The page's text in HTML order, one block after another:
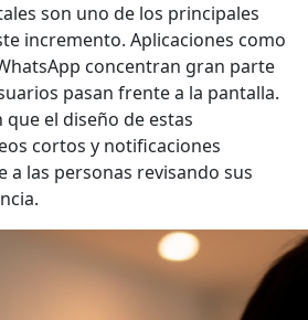
son uno de los principales
incremento. Aplicaciones como
concentran gran parte
pasan frente a la pantalla.
el diseño de estas
cortos y notificaciones
a las personas revisando sus